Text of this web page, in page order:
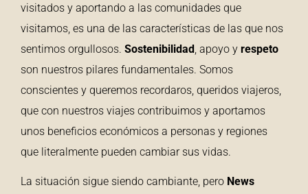
visitados y aportando a las comunidades que
visitamos, es una de las características de las que nos
sentimos orgullosos. Sostenibilidad , apoyo y respeto
son nuestros pilares fundamentales. Somos
conscientes y queremos recordaros, queridos viajeros,
que con nuestros viajes contribuimos y aportamos
unos beneficios económicos a personas y regiones
que literalmente pueden cambiar sus vidas.
La situación sigue siendo cambiante, pero News